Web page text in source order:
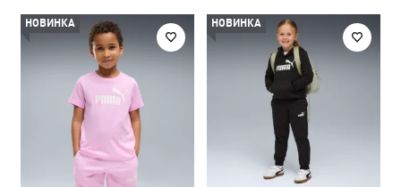
НОВИНКА НОВИНКА